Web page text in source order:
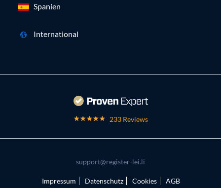
Spanien
International
233 Reviews
support@register-lei.li
Impressum Datenschutz Cookies AGB